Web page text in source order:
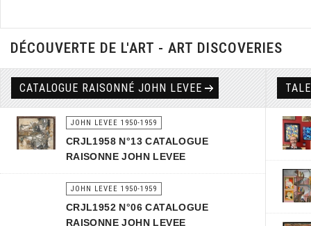
DÉCOUVERTE DE L'ART - ART DISCOVERIES
CATALOGUE RAISONNÉ JOHN LEVEE
JOHN LEVEE 1950-1959
CRJL1958 N°13 CATALOGUE
RAISONNE JOHN LEVEE
JOHN LEVEE 1950-1959
CRJL1952 N°06 CATALOGUE
RAISONNE JOHN LEVEE